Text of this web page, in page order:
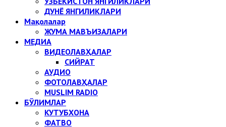
ДУНЁ ЯНГИЛИКЛАРИ
Мақолалар
ЖУМА МАВЪИЗАЛАРИ
МЕДИА
ВИДЕОЛАВҲАЛАР
СИЙРАТ
АУДИО
ФОТОЛАВҲАЛАР
MUSLIM RADIO
БЎЛИМЛАР
КУТУБХОНА
ФАТВО